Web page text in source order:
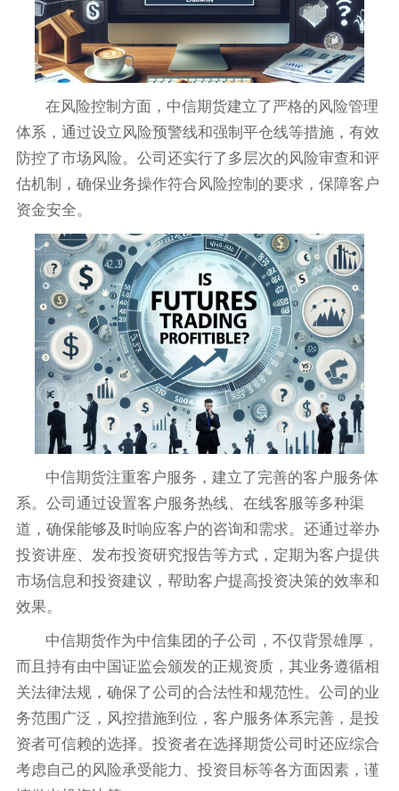
在风险控制方面，中信期货建立了严格的风险管理
体系，通过设立风险预警线和强制平仓线等措施，有效
防控了市场风险。公司还实行了多层次的风险审查和评
估机制，确保业务操作符合风险控制的要求，保障客户
资金安全。
中信期货注重客户服务，建立了完善的客户服务体
系。公司通过设置客户服务热线、在线客服等多种渠
道，确保能够及时响应客户的咨询和需求。还通过举办
投资讲座、发布投资研究报告等方式，定期为客户提供
市场信息和投资建议，帮助客户提高投资决策的效率和
效果。
中信期货作为中信集团的子公司，不仅背景雄厚，
而且持有由中国证监会颁发的正规资质，其业务遵循相
关法律法规，确保了公司的合法性和规范性。公司的业
务范围广泛，风控措施到位，客户服务体系完善，是投
资者可信赖的选择。投资者在选择期货公司时还应综合
考虑自己的风险承受能力、投资目标等各方面因素，谨